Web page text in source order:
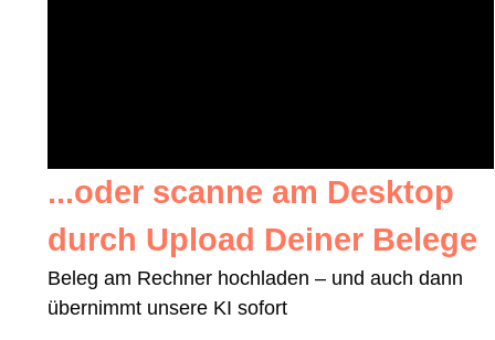
...oder scanne am Desktop
durch Upload Deiner Belege
Beleg am Rechner hochladen – und auch dann
übernimmt unsere KI sofort